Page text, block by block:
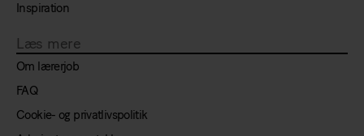
Inspiration
Læs mere
Om lærerjob
FAQ
Cookie- og privatlivspolitik